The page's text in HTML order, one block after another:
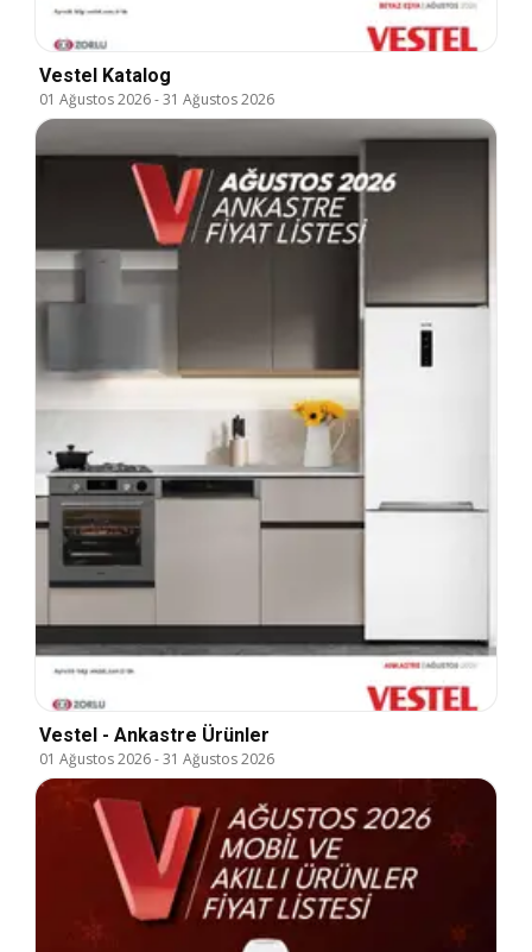
Vestel Katalog
01 Ağustos 2026-31 Ağustos 2026
Vestel - Ankastre Ürünler
01 Ağustos 2026-31 Ağustos 2026